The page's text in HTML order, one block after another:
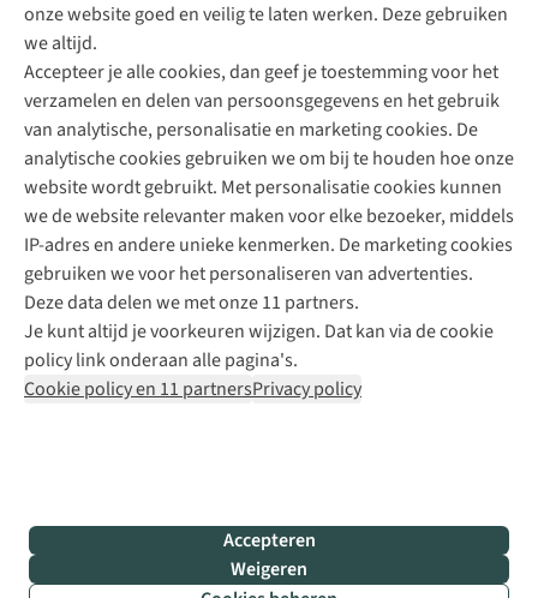
onze website goed en veilig te laten werken. Deze gebruiken
we altijd.
Accepteer je alle cookies, dan geef je toestemming voor het
verzamelen en delen van persoonsgegevens en het gebruik
van analytische, personalisatie en marketing cookies. De
analytische cookies gebruiken we om bij te houden hoe onze
website wordt gebruikt. Met personalisatie cookies kunnen
we de website relevanter maken voor elke bezoeker, middels
IP-adres en andere unieke kenmerken. De marketing cookies
gebruiken we voor het personaliseren van advertenties.
Deze data delen we met onze 11 partners.
Je kunt altijd je voorkeuren wijzigen. Dat kan via de cookie
policy link onderaan alle pagina's.
Cookie policy en 11 partnersPrivacy policy
Accepteren
Weigeren
Direct advies van een Buitenexpert
+31 (0)85 888 50 88
+31 6 12 28 49 80
Contactformulier
Bever
B.V.